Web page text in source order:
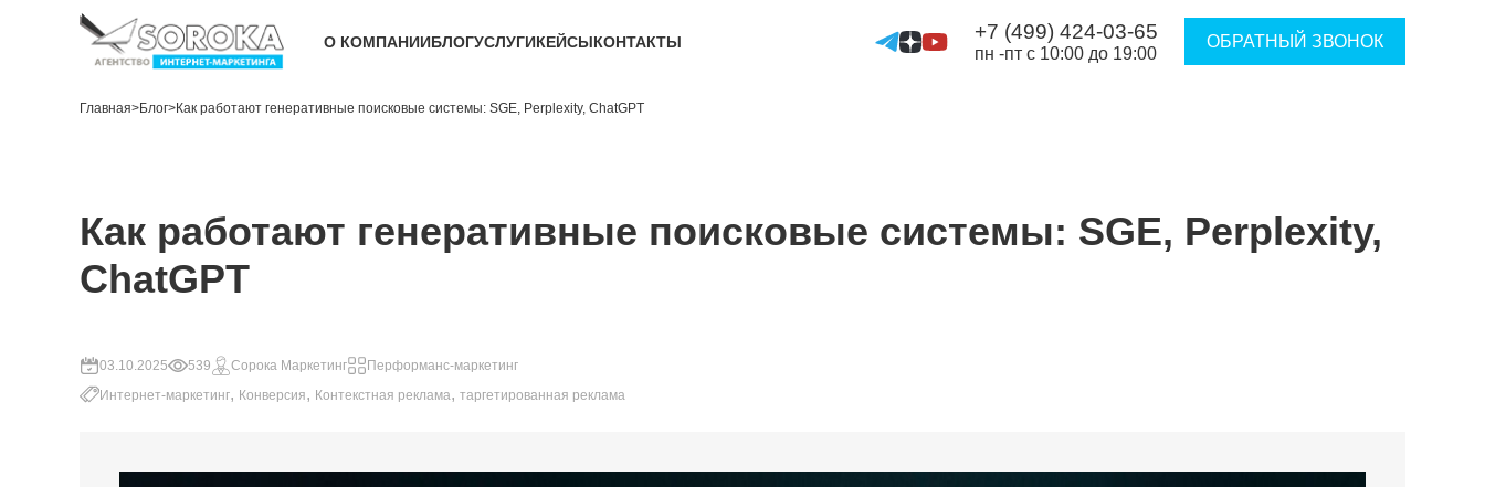
О КОМПАНИИБЛОГУСЛУГИКЕЙСЫКОНТАКТЫ +7 (499) 424-03-65
пн -пт с 10:00 до 19:00
ОБРАТНЫЙ ЗВОНОК
Главная>Блог>Как работают генеративные поисковые системы: SGE, Perplexity, ChatGPT
Как работают генеративные поисковые системы: SGE, Perplexity,
ChatGPT
03.10.2025 539 Сорока Маркетинг
Перформанс-маркетинг
Интернет-маркетинг, Конверсия, Контекстная реклама, таргетированная реклама